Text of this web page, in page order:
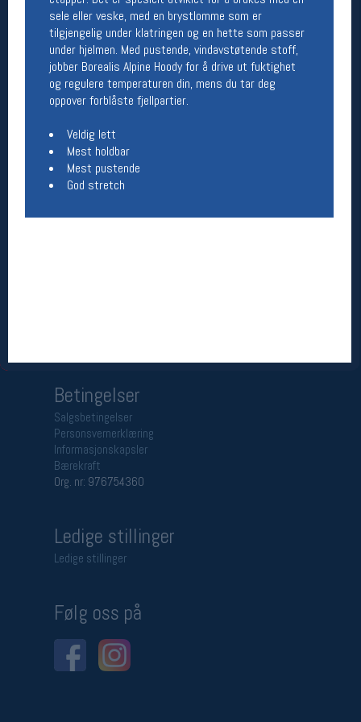
sele eller veske, med en brystlomme som er
tilgjengelig under klatringen og en hette som passer
under hjelmen. Med pustende, vindavstøtende stoff,
jobber Borealis Alpine Hoody for å drive ut fuktighet
og regulere temperaturen din, mens du tar deg
oppover forblåste fjellpartier.
Veldig lett
Mest holdbar
Mest pustende
God stretch
Åpningstider butikk
Man-Fredag:
11-18
Lørdag:
11-16
Team Oslo Sportslager
Magasinet
Medlemstilbud og aktiviteter
MELD DEG INN GRATIS
Betingelser
Salgsbetingelser
Personsvernerklæring
Informasjonskapsler
Bærekraft
Org. nr: 976754360
Ledige stillinger
Ledige stillinger
Følg oss på